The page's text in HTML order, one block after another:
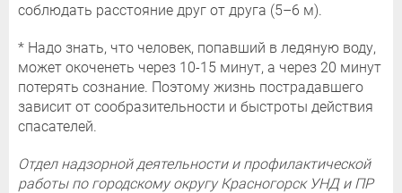
соблюдать расстояние друг от друга (5–6 м).
* Надо знать, что человек, попавший в ледяную воду,
может окоченеть через 10-15 минут, а через 20 минут
потерять сознание. Поэтому жизнь пострадавшего
зависит от сообразительности и быстроты действия
спасателей.
Отдел надзорной деятельности и профилактической
работы по городскому округу Красногорск УНД и ПР